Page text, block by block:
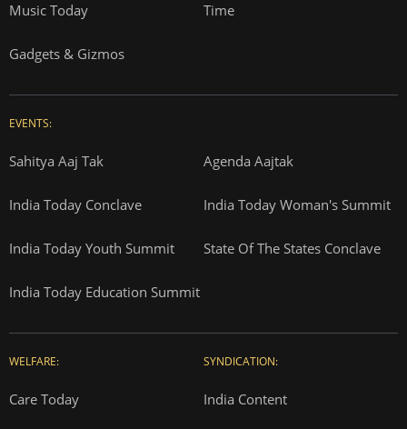
Music Today Time
Gadgets & Gizmos
EVENTS:
Sahitya Aaj Tak Agenda Aajtak
India Today Conclave India Today Woman's Summit
India Today Youth Summit State Of The States Conclave
India Today Education Summit
WELFARE:
Care Today
SYNDICATION:
India Content